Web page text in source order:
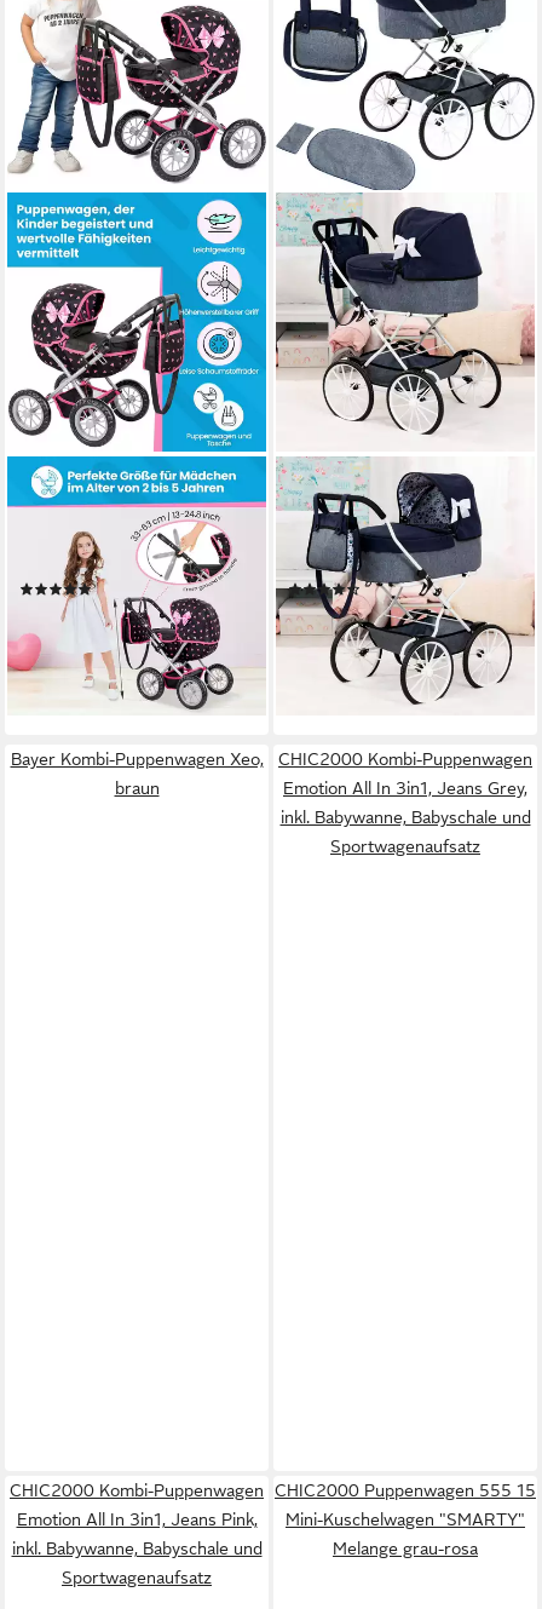
KINDERPLAY
Puppenwagen Puppenwagen
mit Tasche – verstellbar –
Spielspaß ab 3 Jahren
(4)
46,90 €
lieferbar - in 3-4 Werktagen bei dir
BAYER
Puppenwagen nostalgisch, mit
Schleife, inklusive
Umhängetasche
(2)
ab 71,15 € UVP109,99 €
-35%
lieferbar - in 3-4 Werktagen bei dir
Bayer Kombi-Puppenwagen Xeo,
braun
CHIC2000 Kombi-Puppenwagen
Emotion All In 3in1, Jeans Grey,
inkl. Babywanne, Babyschale und
Sportwagenaufsatz
CHIC2000 Kombi-Puppenwagen
Emotion All In 3in1, Jeans Pink,
inkl. Babywanne, Babyschale und
Sportwagenaufsatz
CHIC2000 Puppenwagen 555 15
Mini-Kuschelwagen "SMARTY"
Melange grau-rosa